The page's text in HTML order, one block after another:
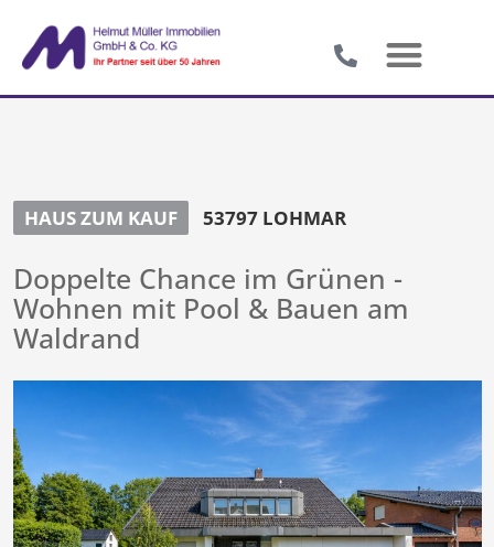
HAUS ZUM KAUF 53797 LOHMAR
Doppelte Chance im Grünen -
Wohnen mit Pool & Bauen am
Waldrand